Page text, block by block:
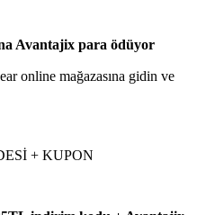
Avantajix para ödüyor
online mağazasına gidin ve
+ KUPON